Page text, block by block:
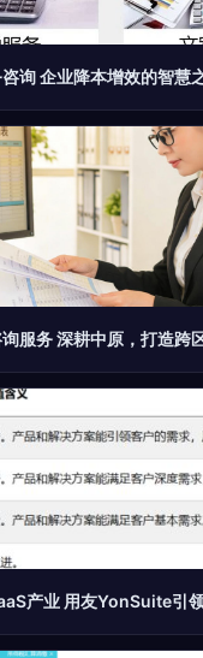
询 企业降本增效的智慧